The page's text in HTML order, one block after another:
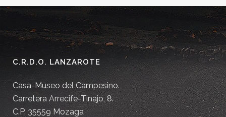
C.R.D.O. LANZAROTE
Casa-Museo del Campesino.
Carretera Arrecife-Tinajo, 8.
C.P. 35559 Mozaga